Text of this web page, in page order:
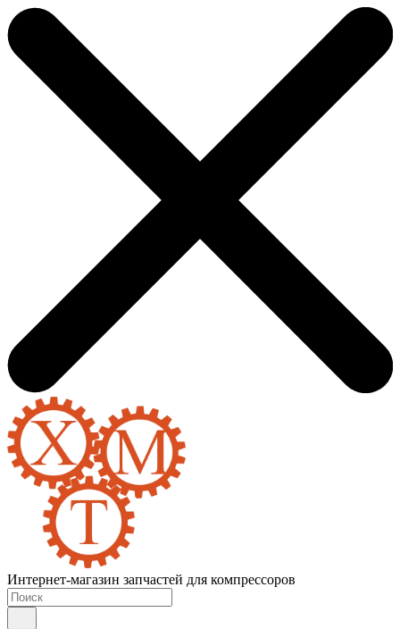
Интернет-магазин запчастей для компрессоров